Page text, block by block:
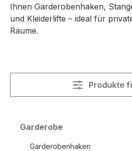
Ihnen Garderobenhaken,
und Kleiderlifte – ideal für
Räume.
Produkte
Garderobe
Garderobenhaken